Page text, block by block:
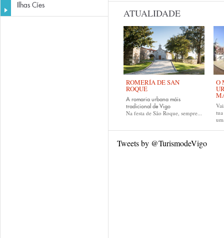
Ilhas Cíes
ATUALIDADE
ROMERÍA DE SAN
ROQUE
A romaria urbana máis
tradicional de Vigo
Na festa de São Roque, sempre...
O
Tweets by @TurismodeVigo